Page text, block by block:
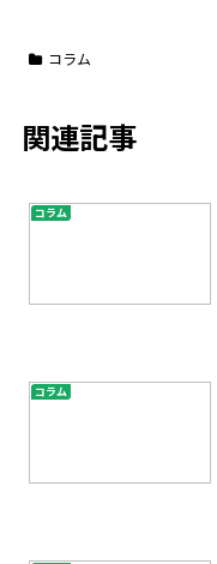
コラム
関連記事
コラム
コラム